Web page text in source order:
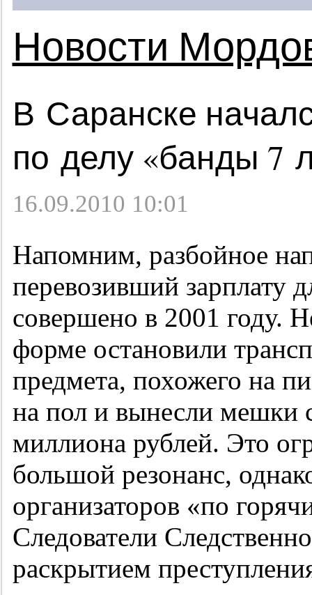
Новости
В Саранске
по делу «банды 7
16.09.2010 10:01
Напомним, разбойное
перевозивший зарплату
совершено в 2001 году.
форме остановили
предмета, похожего на
на пол и вынесли мешки
миллиона рублей. Это
большой резонанс,
организаторов «по
Следователи
раскрытием